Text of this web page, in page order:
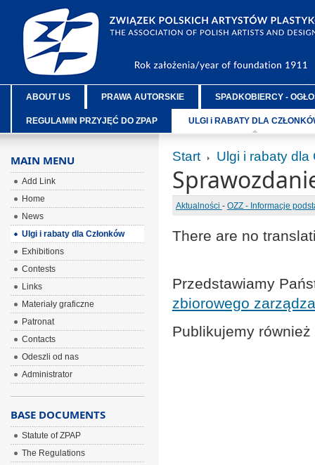
ABOUT US PRAWA AUTORSKIE SPADKOBIERCY -
REGULAMIN PRZYJĘĆ DO ZPAP ULGI i RABATY DLA
Start Ulgi i rabaty dla
Aktualności - OZZ - Informacje
There are no
Przedstawiamy
zbiorowego
Publikujemy
MAIN MENU
Add Link
Home
News
Ulgi i rabaty dla Członków
Exhibitions
Contests
Links
Materiały graficzne
Patronat
Contacts
Odeszli od nas
Administrator
BASE DOCUMENTS
Statute of ZPAP
The Regulations